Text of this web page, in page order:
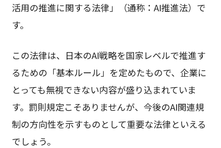
活用の推進に関する法律」（通称：AI推進法）で
す。
この法律は、日本のAI戦略を国家レベルで推進す
るための「基本ルール」を定めたもので、企業に
とっても無視できない内容が盛り込まれていま
す。罰則規定こそありませんが、今後のAI関連規
制の方向性を示すものとして重要な法律といえる
でしょう。